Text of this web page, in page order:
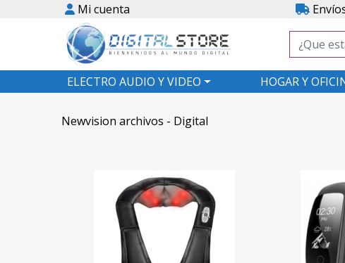
Mi cuenta
ELECTRO AUDIO Y VIDEO HOGAR Y
Newvision archivos - Digital